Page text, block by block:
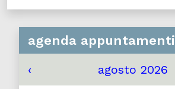
agenda appuntamenti
‹ agosto 2026